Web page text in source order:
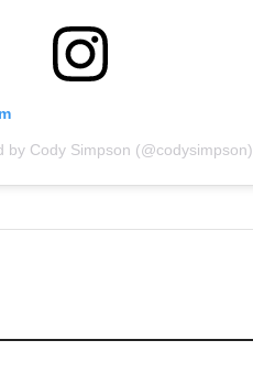
by Cody Simpson (@codysimpson)